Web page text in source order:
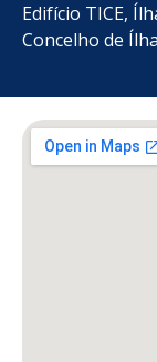
Edifício TICE,
Concelho de